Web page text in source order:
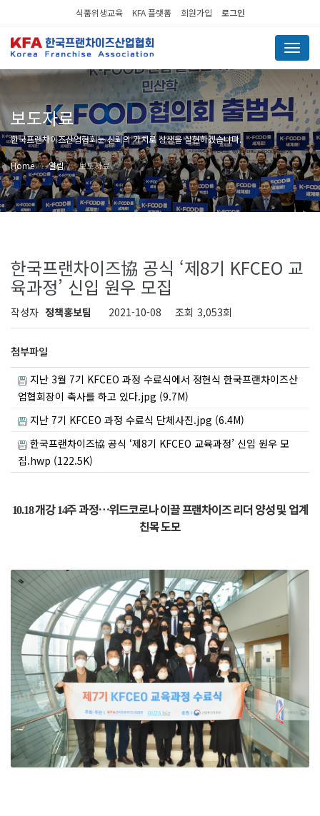
식품위생교육 KFA 플랫폼 회원가입 로그인
Menu
보도자료
한국프랜차이즈산업협회는 신뢰의 가치로 상생을 실현하겠습니다.
Home 알림 보도자료
한국프랜차이즈協 공식 ‘제8기 KFCEO 교
육과정’ 신입 원우 모집
작성자 정책홍보팀 2021-10-08 조회 3,053회
첨부파일
지난 3월 7기 KFCEO 과정 수료식에서 정현식 한국프랜차이즈산
업협회장이 축사를 하고 있다.jpg (9.7M)
지난 7기 KFCEO 과정 수료식 단체사진.jpg (6.4M)
한국프랜차이즈協 공식 ‘제8기 KFCEO 교육과정’ 신입 원우 모
집.hwp (122.5K)
10.18개강14주 과정…위드코로나 이끌 프랜차이즈 리더 양성 및 업계
친목 도모